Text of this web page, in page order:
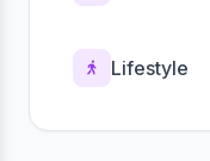
Lifestyle